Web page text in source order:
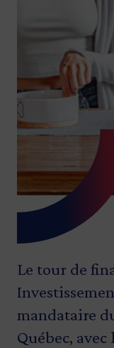
Le tour de
mandataire
Québec,